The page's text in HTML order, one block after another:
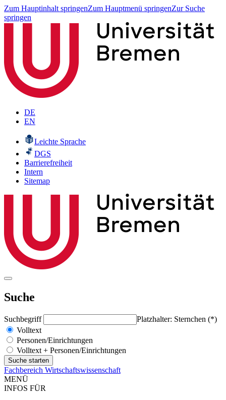
Zum Hauptinhalt springenZum Hauptmenü springenZur Suche
springen
DE
EN
Leichte Sprache
DGS
Barrierefreiheit
Intern
Sitemap
Suche
Suchbegriff
Platzhalter: Sternchen (*)
Volltext
Personen/Einrichtungen
Volltext + Personen/Einrichtungen
Fachbereich Wirtschaftswissenschaft
MENÜ
INFOS FÜR